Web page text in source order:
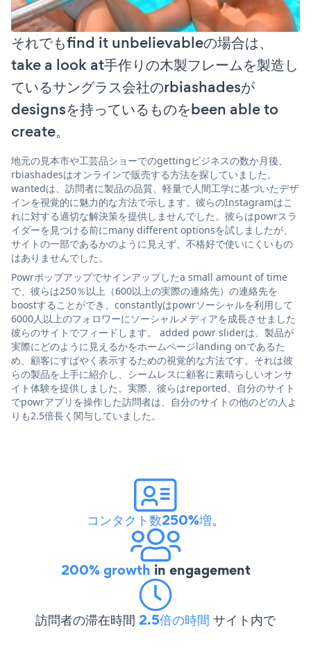
それでもfind it unbelievableの場合は、
take a look at手作りの木製フレームを製造し
ているサングラス会社のrbiashadesが
designsを持っているものをbeen able to
create。
地元の見本市や工芸品ショーでのgettingビジネスの数か月後、
rbiashadesはオンラインで販売する方法を探していました。
wantedは、訪問者に製品の品質、軽量で人間工学に基づいたデザ
インを視覚的に魅力的な方法で示します。彼らのInstagramはこ
れに対する適切な解決策を提供しませんでした。彼らはpowrスラ
イダーを見つける前にmany different optionsを試しましたが、
サイトの一部であるかのように見えず、不格好で使いにくいもの
はありませんでした。
Powrポップアップでサインアップしたa small amount of time
で、彼らは250％以上（600以上の実際の連絡先）の連絡先を
boostすることができ、constantlyはpowrソーシャルを利用して
6000人以上のフォロワーにソーシャルメディアを成長させました
彼らのサイトでフィードします。 added powr sliderは、製品が
実際にどのように見えるかをホームページlanding onであるた
め、顧客にすばやく表示するための視覚的な方法です。それは彼
らの製品を上手に紹介し、シームレスに顧客に素晴らしいオンサ
イト体験を提供しました。実際、彼らはreported、自分のサイト
でpowrアプリを操作した訪問者は、自分のサイトの他のどの人よ
りも2.5倍長く関与していました。
コンタクト数250%増。
200% growth in engagement
訪問者の滞在時間 2.5倍の時間 サイト内で